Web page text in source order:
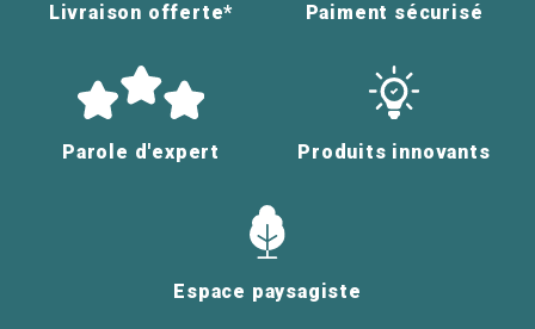
Livraison offerte* Paiment sécurisé
Parole d'expert Produits innovants
Espace paysagiste